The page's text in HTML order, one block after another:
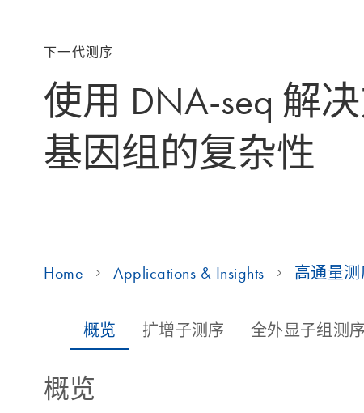
下一代测序
使用 DNA-seq 解
基因组的复杂性
Home Applications & Insights 高通量测
概览